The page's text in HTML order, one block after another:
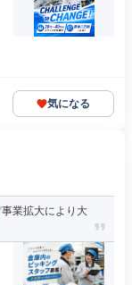
気になる
業拡大により大